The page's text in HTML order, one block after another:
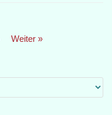
Weiter »